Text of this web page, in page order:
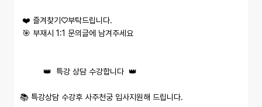
📚 특강상담 수강후 사주천궁 입사지원해 드립니다.